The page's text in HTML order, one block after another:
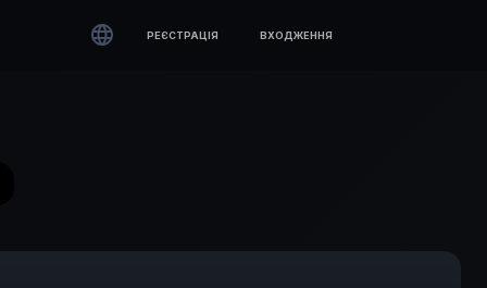
 РЕЄСТРАЦІЯ ВХОДЖЕННЯ